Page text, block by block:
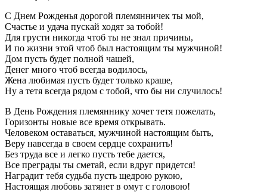
С Днем Рожденья дорогой племянничек ты мой,
Счастье и удача пускай ходят за тобой!
Для грусти никогда чтоб ты не знал причины,
И по жизни этой чтоб был настоящим ты мужчиной!
Дом пусть будет полной чашей,
Денег много чтоб всегда водилось,
Жена любимая пусть будет только краше,
Ну а тетя всегда рядом с тобой, что бы ни случилось!
В День Рождения племяннику хочет тетя пожелать,
Горизонты новые все время открывать.
Человеком оставаться, мужчиной настоящим быть,
Веру навсегда в своем сердце сохранить!
Без труда все и легко пусть тебе дается,
Все преграды ты сметай, если вдруг придется!
Наградит тебя судьба пусть щедрою рукою,
Настоящая любовь затянет в омут с головою!